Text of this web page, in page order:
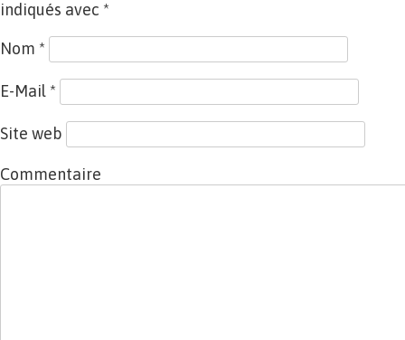
indiqués avec *
Nom *
E-Mail *
Site web
Commentaire